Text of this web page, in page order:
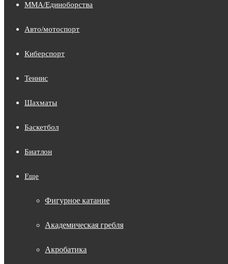
MMA/Единоборства
Авто/мотоспорт
Киберспорт
Теннис
Шахматы
Баскетбол
Биатлон
Еще
Фигурное катание
Академическая гребля
Акробатика